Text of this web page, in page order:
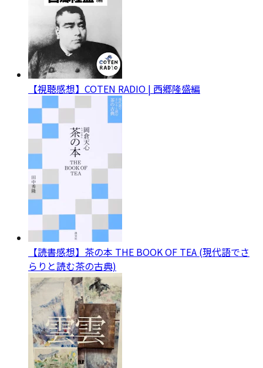
【視聴感想】COTEN RADIO | 西郷隆盛編
【読書感想】茶の本 THE BOOK OF TEA (現代語でさ
らりと読む茶の古典)